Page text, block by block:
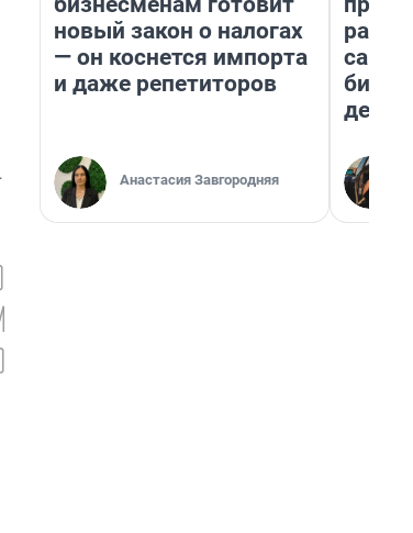
новый закон о налогах
— он коснется импорта
и даже репетиторов
Анастасия Завгородняя